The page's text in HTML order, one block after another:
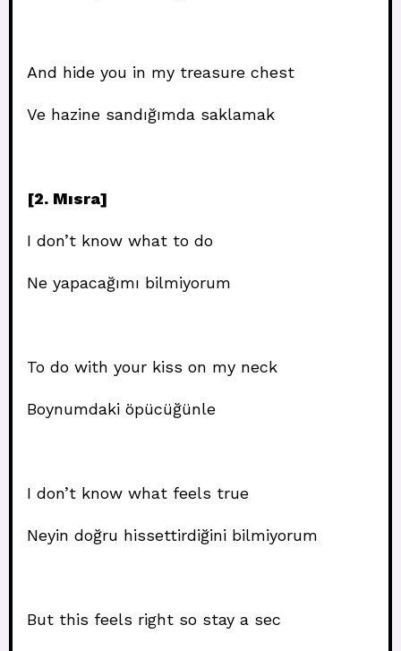
And hide you in my treasure chest
Ve hazine sandığımda saklamak
[2. Mısra]
I don’t know what to do
Ne yapacağımı bilmiyorum
To do with your kiss on my neck
Boynumdaki öpücüğünle
I don’t know what feels true
Neyin doğru hissettirdiğini bilmiyorum
But this feels right so stay a sec